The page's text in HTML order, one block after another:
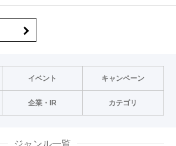
イベント キャンペーン
企業・IR カテゴリ
ジャンル一覧